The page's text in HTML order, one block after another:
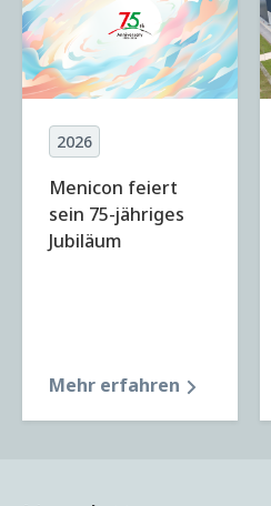
2026
Menicon feiert
sein 75-jähriges
Jubiläum
Mehr erfahren